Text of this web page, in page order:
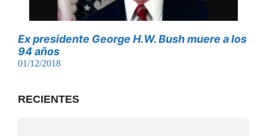
Ex presidente George H.W. Bush muere a los
94 años
01/12/2018
RECIENTES